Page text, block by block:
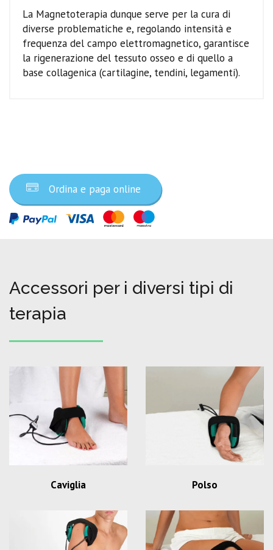
La Magnetoterapia dunque serve per la cura di
diverse problematiche e, regolando intensità e
frequenza del campo elettromagnetico, garantisce
la rigenerazione del tessuto osseo e di quello a
base collagenica (cartilagine, tendini, legamenti).
Ordina e paga online
Accessori per i diversi tipi di
terapia
Caviglia Polso